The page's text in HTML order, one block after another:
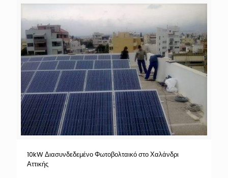
10kW Διασυνδεδεμένο Φωτοβολταικό στο Χαλάνδρι
Αττικής